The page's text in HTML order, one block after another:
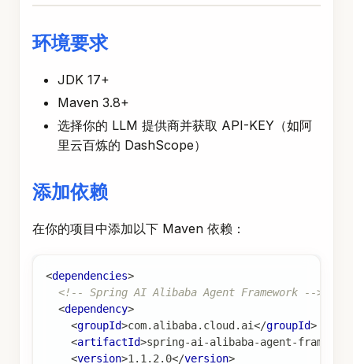
环境要求
JDK 17+
Maven 3.8+
选择你的 LLM 提供商并获取 API-KEY（如阿
里云百炼的 DashScope）
添加依赖
在你的项目中添加以下 Maven 依赖：
<dependencies>
<!-- Spring AI Alibaba Agent Framework -->
<dependency>
<groupId>com.alibaba.cloud.ai</groupId>
<artifactId>spring-ai-alibaba-agent-
<version>1.1.2.0</version>